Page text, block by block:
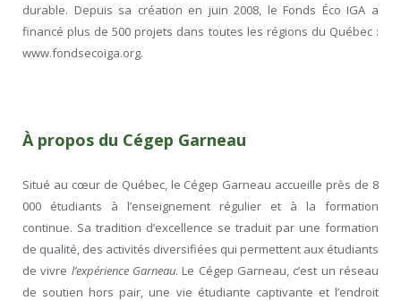
durable. Depuis sa création en juin 2008, le Fonds Éco IGA a
financé plus de 500 projets dans toutes les régions du Québec :
www.fondsecoiga.org.
À propos du Cégep Garneau
Situé au cœur de Québec, le Cégep Garneau accueille près de 8
000 étudiants à l’enseignement régulier et à la formation
continue. Sa tradition d’excellence se traduit par une formation
de qualité, des activités diversifiées qui permettent aux étudiants
de vivre l’expérience Garneau. Le Cégep Garneau, c’est un réseau
de soutien hors pair, une vie étudiante captivante et l’endroit